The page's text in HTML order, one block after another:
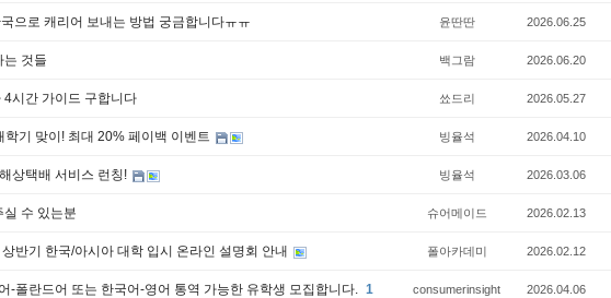
으로 캐리어 보내는 방법 궁금합니다ㅠㅠ 윤딴딴 2026.06.25
는 것들 백그람 2026.06.20
시간 가이드 구합니다 쑈드리 2026.05.27
학기 맞이! 최대 20% 페이백 이벤트 빙율석 2026.04.10
상택배 서비스 런칭! 빙율석 2026.03.06
수 있는분 슈어메이드 2026.02.13
반기 한국/아시아 대학 입시 온라인 설명회 안내 폴아카데미 2026.02.12
-폴란드어 또는 한국어-영어 통역 가능한 유학생 모집합니다. 1 consumerinsight 2026.04.06